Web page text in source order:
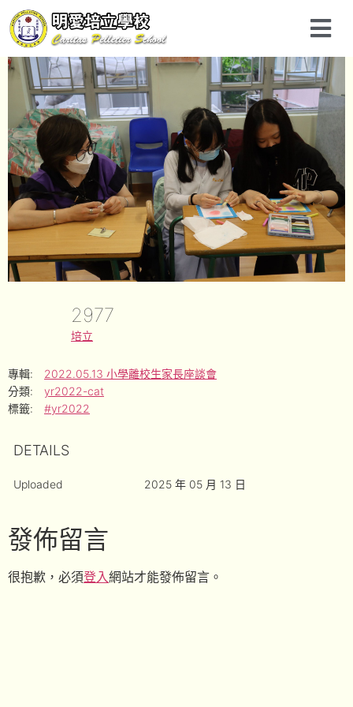
2977
培立
專輯:
2022.05.13 小學離校生家長座談會
分類:
yr2022-cat
標籤:
#yr2022
DETAILS
Uploaded 2025 年 05 月 13 日
發佈留言
很抱歉，必須登入網站才能發佈留言。